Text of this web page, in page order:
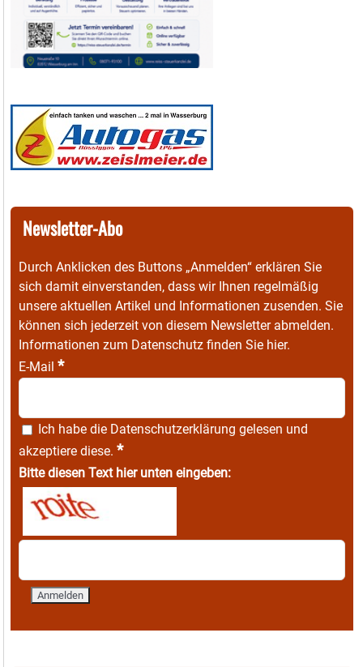
Newsletter-Abo
Durch Anklicken des Buttons „Anmelden“ erklären Sie
sich damit einverstanden, dass wir Ihnen regelmäßig
unsere aktuellen Artikel und Informationen zusenden. Sie
können sich jederzeit von diesem Newsletter abmelden.
Informationen zum Datenschutz finden Sie hier.
E-Mail *
Ich habe die Datenschutzerklärung gelesen und
akzeptiere diese. *
Bitte diesen Text hier unten eingeben: